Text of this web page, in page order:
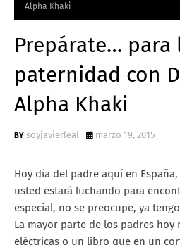
Alpha Khaki
Prepárate… para
paternidad con
Alpha Khaki
soyjavierleal marzo 19, 2015
Hoy día del padre aquí en
usted estará luchando para
especial, no se preocupe, ya
La mayor parte de los padres
eléctricas o un libro que en un